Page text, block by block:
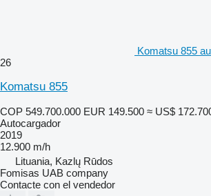
Komatsu 855
26
Komatsu 855
COP 549.700.000 EUR 149.500 ≈ US$
Autocargador
2019
12.900 m/h
Lituania, Kazlų Rūdos
Fomisas UAB company
Contacte con el vendedor